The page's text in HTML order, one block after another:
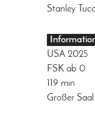
Stanley
USA 2025
FSK ab 0
119 min
Großer Saal